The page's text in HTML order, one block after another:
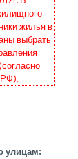
жилья в
выбрать
РФ).
улицам: